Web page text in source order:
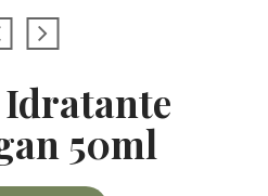
50ml